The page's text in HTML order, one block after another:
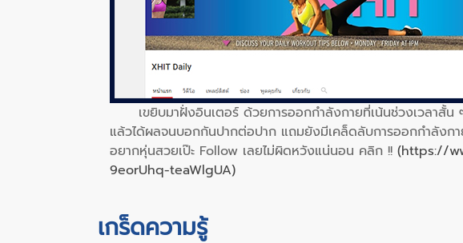
เขยิบมาฝั่งอินเตอร์ ด้วยการออกกำลังกายที่เน้นช่วงเวลาสั้น
แล้วได้ผลจนบอกกันปากต่อปาก แถมยังมีเคล็ดลับการออกกำลังก
อยากหุ่นสวยเป๊ะ Follow เลยไม่ผิดหวังแน่นอน คลิก !! (https://
9eorUhq-teaWlgUA)
เกร็ดความรู้